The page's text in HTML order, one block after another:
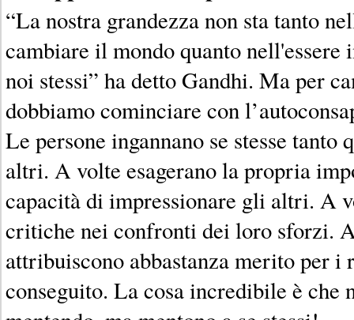
“La nostra grandezza non sta tanto
cambiare il mondo quanto nell'essere
noi stessi” ha detto Gandhi. Ma per
dobbiamo cominciare con
Le persone ingannano se stesse tanto
altri. A volte esagerano la propria
capacità di impressionare gli altri. A
critiche nei confronti dei loro sforzi.
attribuiscono abbastanza merito per i
conseguito. La cosa incredibile è che